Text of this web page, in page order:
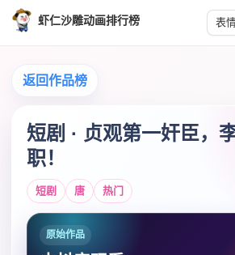
虾仁沙雕动画排行榜 表
返回作品榜
短剧 · 贞观第一奸臣，
职！
短剧 唐 热门
原始作品